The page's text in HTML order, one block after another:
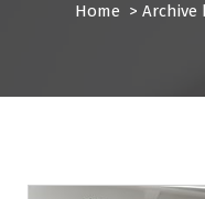
Home > Archive